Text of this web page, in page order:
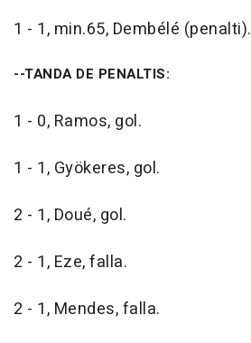
1 - 1, min.65, Dembélé (penalti).
--TANDA DE PENALTIS:
1 - 0, Ramos, gol.
1 - 1, Gyökeres, gol.
2 - 1, Doué, gol.
2 - 1, Eze, falla.
2 - 1, Mendes, falla.